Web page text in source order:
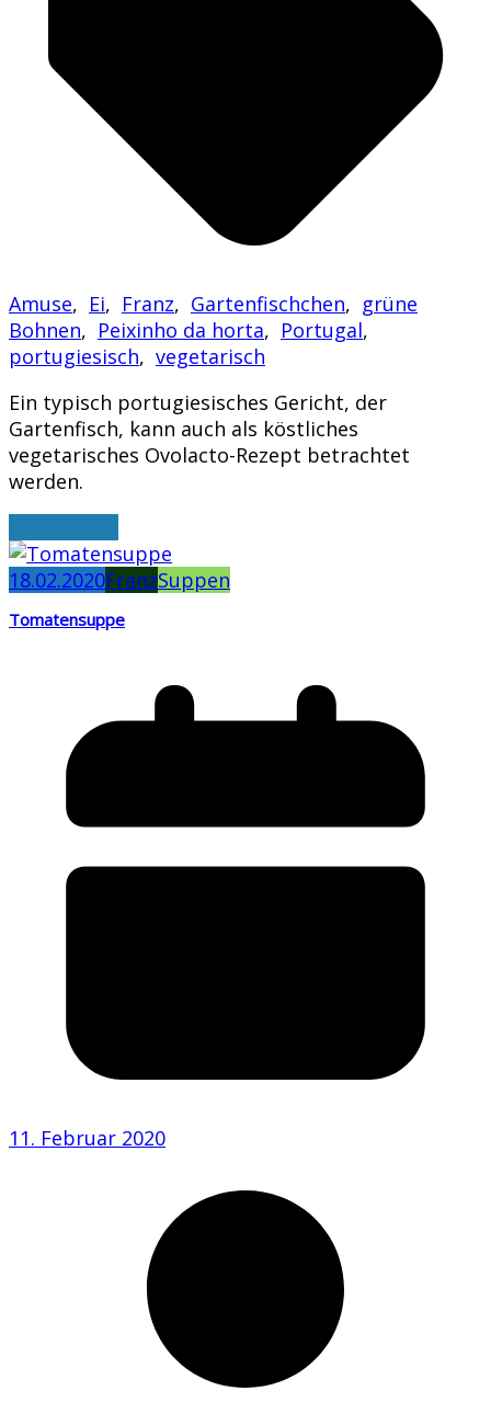
Amuse, Ei, Franz, Gartenfischchen, grüne
Bohnen, Peixinho da horta, Portugal,
portugiesisch, vegetarisch
Ein typisch portugiesisches Gericht, der
Gartenfisch, kann auch als köstliches
vegetarisches Ovolacto-Rezept betrachtet
werden.
18.02.2020FranzSuppen
Tomatensuppe
11. Februar 2020